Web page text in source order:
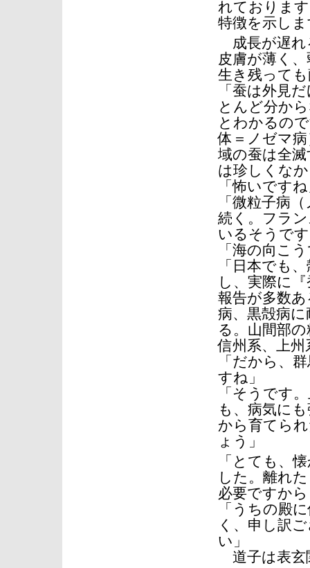
れておりま
特徴を示し
成長が遅れ
皮膚が薄く
生き残って
「蚕は外見
とんど分か
とわかるの
体＝ノゼマ
域の蚕は全
は珍しくな
「怖いです
「微粒子病
続く。フラ
いるそうで
「海の向こ
「日本でも
し、実際に
報告が多数
病、黒殻病
る。山間部
信州系、上
「だから、
すね」
「そうです
も、病気に
から育てら
ょう」
「とても、
した。離れ
必要ですか
「うちの殿
く、申し訳
い」
道子は表玄